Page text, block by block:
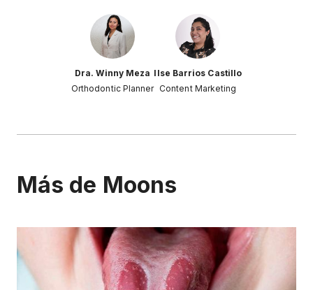
Dra. Winny Meza
Orthodontic Planner
Ilse Barrios Castillo
Content Marketing
Más de Moons